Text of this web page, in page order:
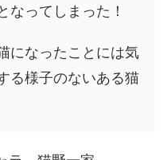
なってしまった！
になったことには気
る様子のないある猫